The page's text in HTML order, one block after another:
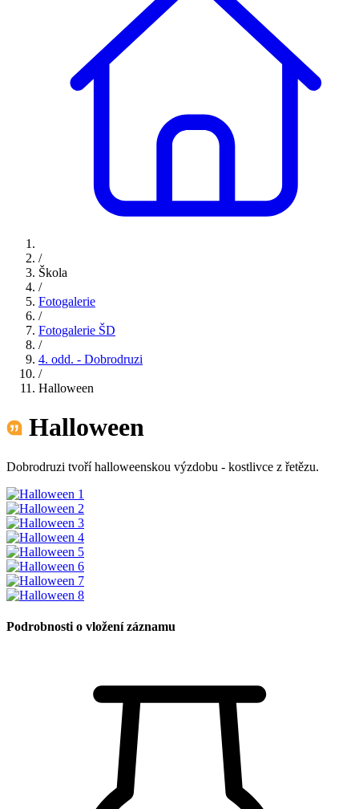
/
Škola
/
Fotogalerie
/
Fotogalerie ŠD
/
4. odd. - Dobrodruzi
/
Halloween
Halloween
Dobrodruzi tvoří halloweenskou výzdobu - kostlivce z řetězu.
Podrobnosti o vložení záznamu